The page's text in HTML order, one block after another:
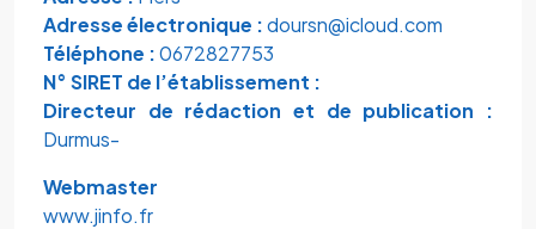
Adresse électronique :doursn@icloud.com
Téléphone :0672827753
N° SIRET de l’établissement :
Directeur de rédaction et de publication :
Durmus-
Webmaster
www.jinfo.fr